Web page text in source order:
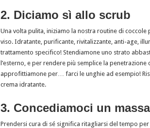
2. Diciamo sì allo scrub
Una volta pulita, iniziamo la nostra routine di
viso. Idratante, purificante, rivitalizzante, anti-age,
trattamento specifico! Stendiamone uno strato
l’esterno, e per rendere più semplice la
approfittiamone per… farci le unghie ad esempio!
crema idratante.
3. Concediamoci un
Prendersi cura di sé significa ritagliarsi del tempo